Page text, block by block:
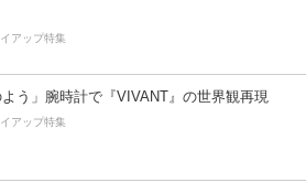
アップ特集
よう」腕時計で『VIVANT』の世界観再現
アップ特集